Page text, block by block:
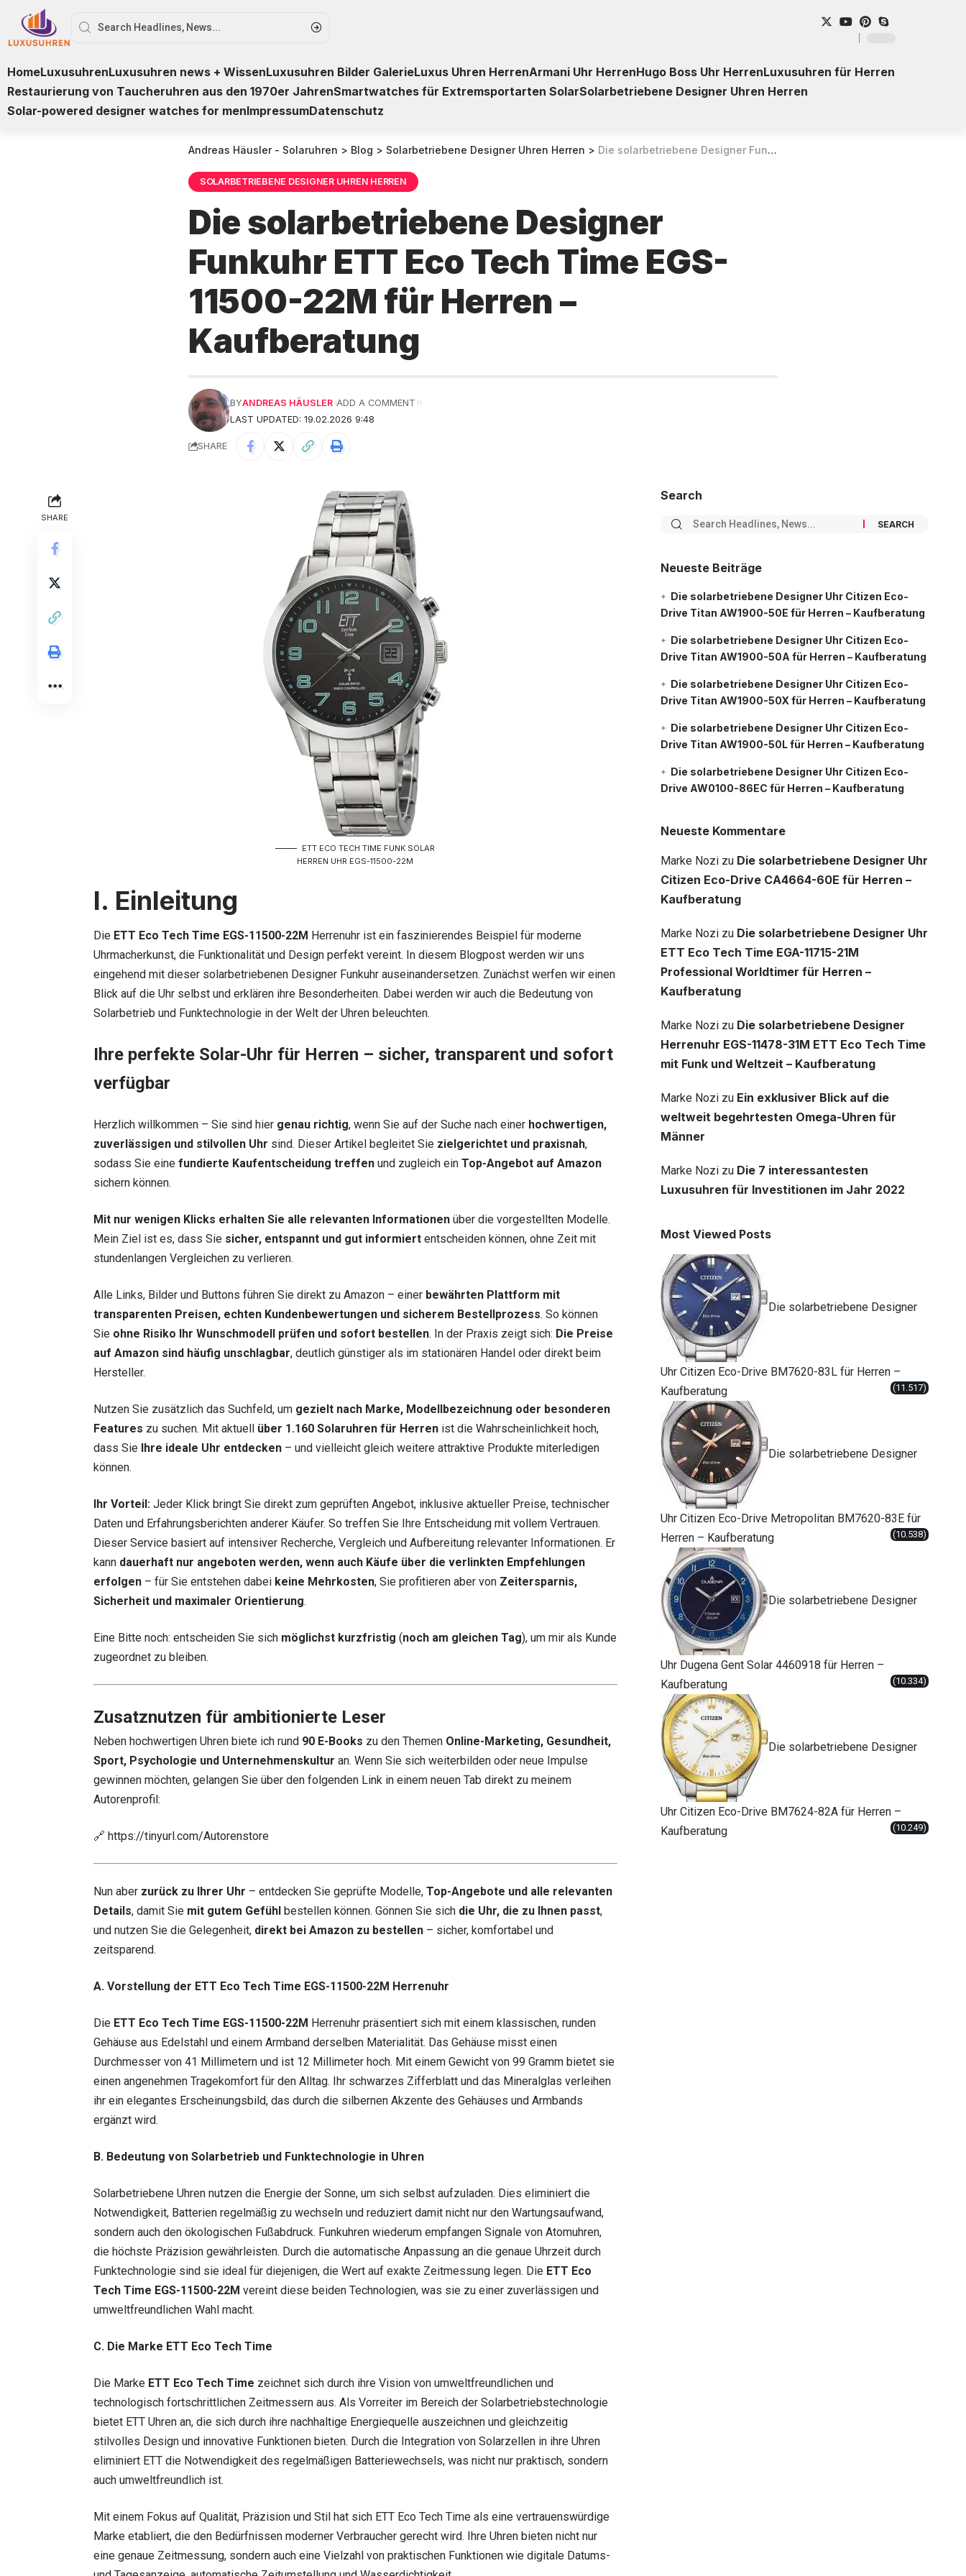
HomeLuxusuhrenLuxusuhren news + WissenLuxusuhren Bilder GalerieLuxus Uhren HerrenArmani Uhr HerrenHugo Boss Uhr HerrenLuxusuhren für Herren
Restaurierung von Taucheruhren aus den 1970er JahrenSmartwatches für Extremsportarten SolarSolarbetriebene Designer Uhren Herren
Solar-powered designer watches for menImpressumDatenschutz
Andreas Häusler - Solaruhren > Blog > Solarbetriebene Designer Uhren Herren > Die solarbetriebene Designer Funkuhr ETT Eco Tech Time EGS-11500-22M für Herren – Kaufberatung
SOLARBETRIEBENE DESIGNER UHREN HERREN
Die solarbetriebene Designer
Funkuhr ETT Eco Tech Time EGS-
11500-22M für Herren –
Kaufberatung
LAST UPDATED: 19.02.2026 9:48
BYANDREAS HÄUSLER ADD A COMMENT
SHARE
SHARE
ETT ECO TECH TIME FUNK SOLAR
HERREN UHR EGS-11500-22M
I. Einleitung
Die ETT Eco Tech Time EGS-11500-22M Herrenuhr ist ein faszinierendes Beispiel für moderne
Uhrmacherkunst, die Funktionalität und Design perfekt vereint. In diesem Blogpost werden wir uns
eingehend mit dieser solarbetriebenen Designer Funkuhr auseinandersetzen. Zunächst werfen wir einen
Blick auf die Uhr selbst und erklären ihre Besonderheiten. Dabei werden wir auch die Bedeutung von
Solarbetrieb und Funktechnologie in der Welt der Uhren beleuchten.
Ihre perfekte Solar-Uhr für Herren – sicher, transparent und sofort
verfügbar
Herzlich willkommen – Sie sind hier genau richtig, wenn Sie auf der Suche nach einer hochwertigen,
zuverlässigen und stilvollen Uhr sind. Dieser Artikel begleitet Sie zielgerichtet und praxisnah,
sodass Sie eine fundierte Kaufentscheidung treffen und zugleich ein Top-Angebot auf Amazon
sichern können.
Mit nur wenigen Klicks erhalten Sie alle relevanten Informationen über die vorgestellten Modelle.
Mein Ziel ist es, dass Sie sicher, entspannt und gut informiert entscheiden können, ohne Zeit mit
stundenlangen Vergleichen zu verlieren.
Alle Links, Bilder und Buttons führen Sie direkt zu Amazon – einer bewährten Plattform mit
transparenten Preisen, echten Kundenbewertungen und sicherem Bestellprozess. So können
Sie ohne Risiko Ihr Wunschmodell prüfen und sofort bestellen. In der Praxis zeigt sich: Die Preise
auf Amazon sind häufig unschlagbar, deutlich günstiger als im stationären Handel oder direkt beim
Hersteller.
Nutzen Sie zusätzlich das Suchfeld, um gezielt nach Marke, Modellbezeichnung oder besonderen
Features zu suchen. Mit aktuell über 1.160 Solaruhren für Herren ist die Wahrscheinlichkeit hoch,
dass Sie Ihre ideale Uhr entdecken – und vielleicht gleich weitere attraktive Produkte miterledigen
können.
Ihr Vorteil: Jeder Klick bringt Sie direkt zum geprüften Angebot, inklusive aktueller Preise, technischer
Daten und Erfahrungsberichten anderer Käufer. So treffen Sie Ihre Entscheidung mit vollem Vertrauen.
Dieser Service basiert auf intensiver Recherche, Vergleich und Aufbereitung relevanter Informationen. Er
kann dauerhaft nur angeboten werden, wenn auch Käufe über die verlinkten Empfehlungen
erfolgen – für Sie entstehen dabei keine Mehrkosten, Sie profitieren aber von Zeitersparnis,
Sicherheit und maximaler Orientierung.
Eine Bitte noch: entscheiden Sie sich möglichst kurzfristig (noch am gleichen Tag), um mir als Kunde
zugeordnet zu bleiben.
Zusatznutzen für ambitionierte Leser
Neben hochwertigen Uhren biete ich rund 90 E-Books zu den Themen Online-Marketing, Gesundheit,
Sport, Psychologie und Unternehmenskultur an. Wenn Sie sich weiterbilden oder neue Impulse
gewinnen möchten, gelangen Sie über den folgenden Link in einem neuen Tab direkt zu meinem
Autorenprofil:
🔗 https://tinyurl.com/Autorenstore
Nun aber zurück zu Ihrer Uhr – entdecken Sie geprüfte Modelle, Top-Angebote und alle relevanten
Details, damit Sie mit gutem Gefühl bestellen können. Gönnen Sie sich die Uhr, die zu Ihnen passt,
und nutzen Sie die Gelegenheit, direkt bei Amazon zu bestellen – sicher, komfortabel und
zeitsparend.
A. Vorstellung der ETT Eco Tech Time EGS-11500-22M Herrenuhr
Die ETT Eco Tech Time EGS-11500-22M Herrenuhr präsentiert sich mit einem klassischen, runden
Gehäuse aus Edelstahl und einem Armband derselben Materialität. Das Gehäuse misst einen
Durchmesser von 41 Millimetern und ist 12 Millimeter hoch. Mit einem Gewicht von 99 Gramm bietet sie
einen angenehmen Tragekomfort für den Alltag. Ihr schwarzes Zifferblatt und das Mineralglas verleihen
ihr ein elegantes Erscheinungsbild, das durch die silbernen Akzente des Gehäuses und Armbands
ergänzt wird.
B. Bedeutung von Solarbetrieb und Funktechnologie in Uhren
Solarbetriebene Uhren nutzen die Energie der Sonne, um sich selbst aufzuladen. Dies eliminiert die
Notwendigkeit, Batterien regelmäßig zu wechseln und reduziert damit nicht nur den Wartungsaufwand,
sondern auch den ökologischen Fußabdruck. Funkuhren wiederum empfangen Signale von Atomuhren,
die höchste Präzision gewährleisten. Durch die automatische Anpassung an die genaue Uhrzeit durch
Funktechnologie sind sie ideal für diejenigen, die Wert auf exakte Zeitmessung legen. Die ETT Eco
Tech Time EGS-11500-22M vereint diese beiden Technologien, was sie zu einer zuverlässigen und
umweltfreundlichen Wahl macht.
C. Die Marke ETT Eco Tech Time
Die Marke ETT Eco Tech Time zeichnet sich durch ihre Vision von umweltfreundlichen und
technologisch fortschrittlichen Zeitmessern aus. Als Vorreiter im Bereich der Solarbetriebstechnologie
bietet ETT Uhren an, die sich durch ihre nachhaltige Energiequelle auszeichnen und gleichzeitig
stilvolles Design und innovative Funktionen bieten. Durch die Integration von Solarzellen in ihre Uhren
eliminiert ETT die Notwendigkeit des regelmäßigen Batteriewechsels, was nicht nur praktisch, sondern
auch umweltfreundlich ist.
Mit einem Fokus auf Qualität, Präzision und Stil hat sich ETT Eco Tech Time als eine vertrauenswürdige
Marke etabliert, die den Bedürfnissen moderner Verbraucher gerecht wird. Ihre Uhren bieten nicht nur
eine genaue Zeitmessung, sondern auch eine Vielzahl von praktischen Funktionen wie digitale Datums-
Search
Neueste Beiträge
Die solarbetriebene Designer Uhr Citizen Eco-
Drive Titan AW1900-50E für Herren – Kaufberatung
Die solarbetriebene Designer Uhr Citizen Eco-
Drive Titan AW1900-50A für Herren – Kaufberatung
Die solarbetriebene Designer Uhr Citizen Eco-
Drive Titan AW1900-50X für Herren – Kaufberatung
Die solarbetriebene Designer Uhr Citizen Eco-
Drive Titan AW1900-50L für Herren – Kaufberatung
Die solarbetriebene Designer Uhr Citizen Eco-
Drive AW0100-86EC für Herren – Kaufberatung
Neueste Kommentare
Marke Nozizu Die solarbetriebene Designer Uhr
Citizen Eco-Drive CA4664-60E für Herren –
Kaufberatung
Marke Nozizu Die solarbetriebene Designer Uhr
ETT Eco Tech Time EGA-11715-21M
Professional Worldtimer für Herren –
Kaufberatung
Marke Nozizu Die solarbetriebene Designer
Herrenuhr EGS-11478-31M ETT Eco Tech Time
mit Funk und Weltzeit – Kaufberatung
Marke Nozizu Ein exklusiver Blick auf die
weltweit begehrtesten Omega-Uhren für
Männer
Marke Nozizu Die 7 interessantesten
Luxusuhren für Investitionen im Jahr 2022
Most Viewed Posts
Die solarbetriebene Designer
Uhr Citizen Eco-Drive BM7620-83L für Herren –
Kaufberatung
(11.517)
Die solarbetriebene Designer
Uhr Citizen Eco-Drive Metropolitan BM7620-83E für
Herren – Kaufberatung
(10.538)
Die solarbetriebene Designer
Uhr Dugena Gent Solar 4460918 für Herren –
Kaufberatung
(10.334)
Die solarbetriebene Designer
Uhr Citizen Eco-Drive BM7624-82A für Herren –
Kaufberatung
(10.249)